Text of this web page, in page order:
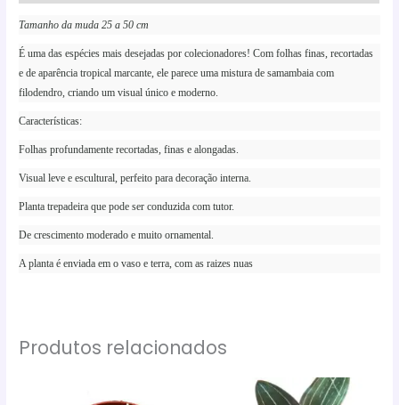
Tamanho da muda 25 a 50 cm
É uma das espécies mais desejadas por colecionadores! Com folhas finas, recortadas
e de aparência tropical marcante, ele parece uma mistura de samambaia com
filodendro, criando um visual único e moderno.
Características:
Folhas profundamente recortadas, finas e alongadas.
Visual leve e escultural, perfeito para decoração interna.
Planta trepadeira que pode ser conduzida com tutor.
De crescimento moderado e muito ornamental.
A planta é enviada em o vaso e terra, com as raizes nuas
Produtos relacionados